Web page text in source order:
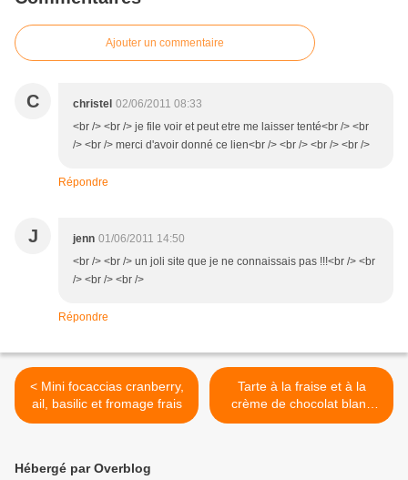
Ajouter un commentaire
C christel 02/06/2011 08:33
<br /> <br /> je file voir et peut etre me laisser tenté<br /> <br
/> <br /> merci d'avoir donné ce lien<br /> <br /> <br /> <br />
Répondre
J jenn 01/06/2011 14:50
<br /> <br /> un joli site que je ne connaissais pas !!!<br /> <br
/> <br /> <br />
Répondre
< Mini focaccias cranberry,
ail, basilic et fromage frais
Tarte à la fraise et à la
crème de chocolat blanc
recouverte de crumble
Hébergé par Overblog